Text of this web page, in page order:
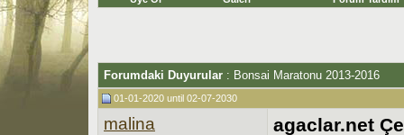
Forumdaki Duyurular : Bonsai Maratonu 2013-2016
01-01-2020 until 02-07-2030
malina agaclar.net